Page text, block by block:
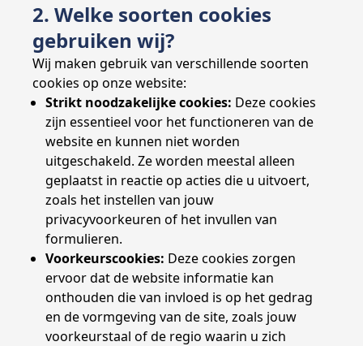
2. Welke soorten cookies
gebruiken wij?
Wij maken gebruik van verschillende soorten
cookies op onze website:
Strikt noodzakelijke cookies: Deze cookies
zijn essentieel voor het functioneren van de
website en kunnen niet worden
uitgeschakeld. Ze worden meestal alleen
geplaatst in reactie op acties die u uitvoert,
zoals het instellen van jouw
privacyvoorkeuren of het invullen van
formulieren.
Voorkeurscookies: Deze cookies zorgen
ervoor dat de website informatie kan
onthouden die van invloed is op het gedrag
en de vormgeving van de site, zoals jouw
voorkeurstaal of de regio waarin u zich